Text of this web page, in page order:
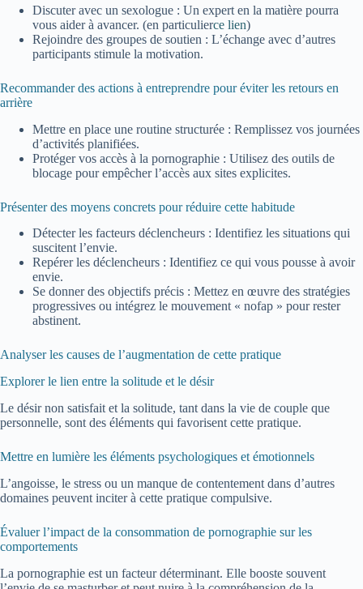
Discuter avec un sexologue : Un expert en la matière pourra
vous aider à avancer. (en particulierce lien)
Rejoindre des groupes de soutien : L’échange avec d’autres
participants stimule la motivation.
Recommander des actions à entreprendre pour éviter les retours en
arrière
Mettre en place une routine structurée : Remplissez vos journées
d’activités planifiées.
Protéger vos accès à la pornographie : Utilisez des outils de
blocage pour empêcher l’accès aux sites explicites.
Présenter des moyens concrets pour réduire cette habitude
Détecter les facteurs déclencheurs : Identifiez les situations qui
suscitent l’envie.
Repérer les déclencheurs : Identifiez ce qui vous pousse à avoir
envie.
Se donner des objectifs précis : Mettez en œuvre des stratégies
progressives ou intégrez le mouvement « nofap » pour rester
abstinent.
Analyser les causes de l’augmentation de cette pratique
Explorer le lien entre la solitude et le désir
Le désir non satisfait et la solitude, tant dans la vie de couple que
personnelle, sont des éléments qui favorisent cette pratique.
Mettre en lumière les éléments psychologiques et émotionnels
L’angoisse, le stress ou un manque de contentement dans d’autres
domaines peuvent inciter à cette pratique compulsive.
Évaluer l’impact de la consommation de pornographie sur les
comportements
La pornographie est un facteur déterminant. Elle booste souvent